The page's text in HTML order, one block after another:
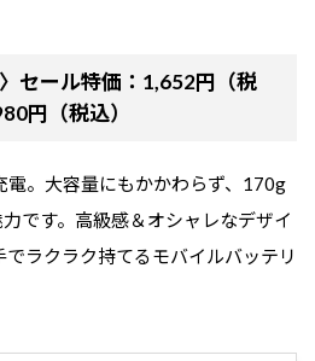
セール特価：1,652円（税
円（税込）
。大容量にもかかわらず、170g
です。高級感＆オシャレなデザイ
ラクラク持てるモバイルバッテリ